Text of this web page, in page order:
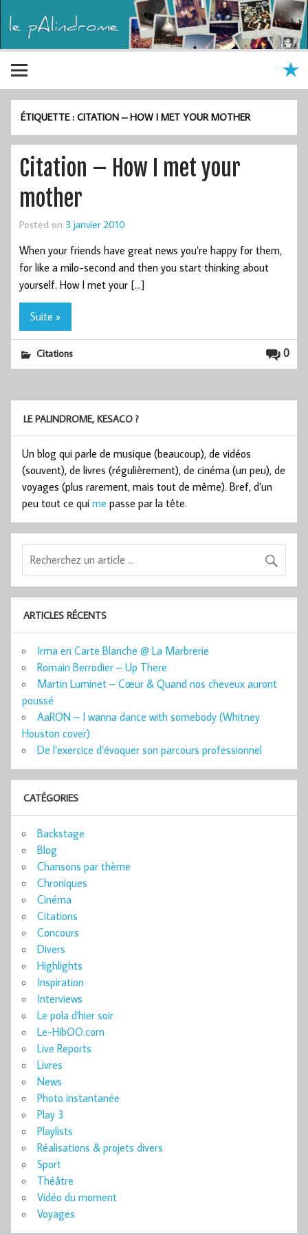
ÉTIQUETTE :CITATION – HOW I MET YOUR MOTHER
Citation – How I met your
mother
Posted on 3 janvier 2010
When your friends have great news you’re happy for them,
for like a milo-second and then you start thinking about
yourself. How I met your […]
Suite »
0
Citations
LE PALINDROME, KESACO ?
Un blog qui parle de musique (beaucoup), de vidéos
(souvent), de livres (régulièrement), de cinéma (un peu), de
voyages (plus rarement, mais tout de même). Bref, d’un
peu tout ce qui me passe par la tête.
ARTICLES RÉCENTS
Irma en Carte Blanche @ La Marbrerie
Romain Berrodier – Up There
Martin Luminet – Cœur & Quand nos cheveux auront
poussé
AaRON – I wanna dance with somebody (Whitney
Houston cover)
De l’exercice d’évoquer son parcours professionnel
CATÉGORIES
Backstage
Blog
Chansons par thème
Chroniques
Cinéma
Citations
Concours
Divers
Highlights
Inspiration
Interviews
Le pola d'hier soir
Le-HibOO.com
Live Reports
Livres
News
Photo instantanée
Play 3
Playlists
Réalisations & projets divers
Sport
Théâtre
Vidéo du moment
Voyages